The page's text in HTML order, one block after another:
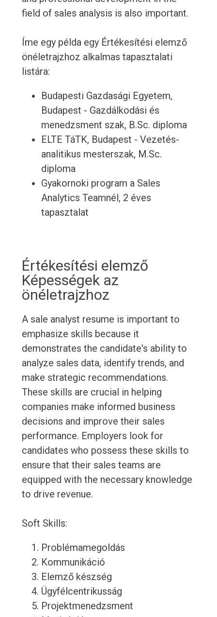
field of sales analysis is also important.
Íme egy példa egy Értékesítési elemző
önéletrajzhoz alkalmas tapasztalati
listára:
Budapesti Gazdasági Egyetem,
Budapest - Gazdálkodási és
menedzsment szak, B.Sc. diploma
ELTE TáTK, Budapest - Vezetés-
analitikus mesterszak, M.Sc.
diploma
Gyakornoki program a Sales
Analytics Teamnél, 2 éves
tapasztalat
Értékesítési elemző
Képességek az
önéletrajzhoz
A sale analyst resume is important to
emphasize skills because it
demonstrates the candidate's ability to
analyze sales data, identify trends, and
make strategic recommendations.
These skills are crucial in helping
companies make informed business
decisions and improve their sales
performance. Employers look for
candidates who possess these skills to
ensure that their sales teams are
equipped with the necessary knowledge
to drive revenue.
Soft Skills:
Problémamegoldás
Kommunikáció
Elemző készség
Ügyfélcentrikusság
Projektmenedzsment